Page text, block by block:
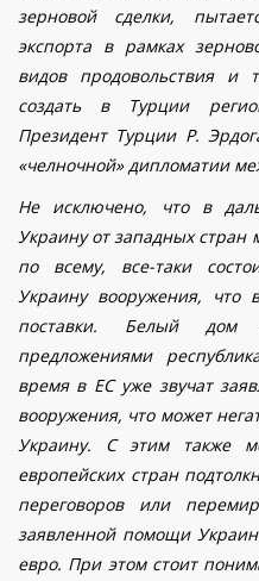
зерновой сделки,
экспорта в рамках
видов продовольствия и
создать в Турции
Президент Турции Р.
«челночной» дипломатии
Не исключено, что в
Украину от западных стран
по всему, все-таки
Украину вооружения, что
поставки. Белый дом
предложениями
время в ЕС уже звучат
вооружения, что может
Украину. С этим также
европейских стран
переговоров или
заявленной помощи
евро. При этом стоит